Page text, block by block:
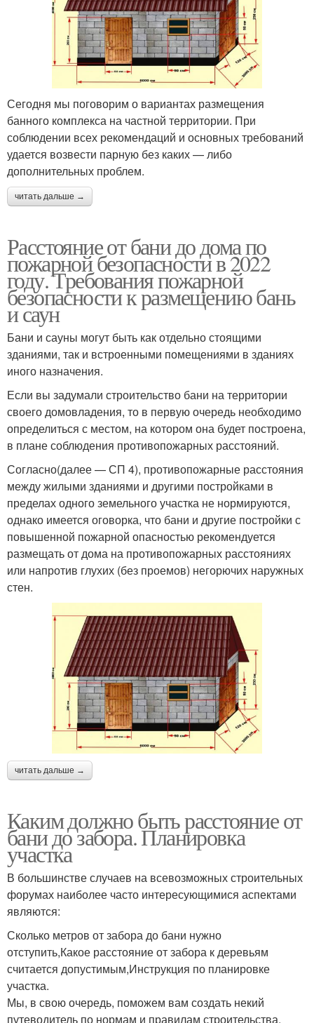
Сегодня мы поговорим о вариантах размещения
банного комплекса на частной территории. При
соблюдении всех рекомендаций и основных требований
удается возвести парную без каких — либо
дополнительных проблем.
читать дальше →
Расстояние от бани до дома по
пожарной безопасности в 2022
году. Требования пожарной
безопасности к размещению бань
и саун
Бани и сауны могут быть как отдельно стоящими
зданиями, так и встроенными помещениями в зданиях
иного назначения.
Если вы задумали строительство бани на территории
своего домовладения, то в первую очередь необходимо
определиться с местом, на котором она будет построена,
в плане соблюдения противопожарных расстояний.
Согласно(далее — СП 4), противопожарные расстояния
между жилыми зданиями и другими постройками в
пределах одного земельного участка не нормируются,
однако имеется оговорка, что бани и другие постройки с
повышенной пожарной опасностью рекомендуется
размещать от дома на противопожарных расстояниях
или напротив глухих (без проемов) негорючих наружных
стен.
читать дальше →
Каким должно быть расстояние от
бани до забора. Планировка
участка
В большинстве случаев на всевозможных строительных
форумах наиболее часто интересующимися аспектами
являются:
Сколько метров от забора до бани нужно
отступить,Какое расстояние от забора к деревьям
считается допустимым,Инструкция по планировке
участка.
Мы, в свою очередь, поможем вам создать некий
путеводитель по нормам и правилам строительства.